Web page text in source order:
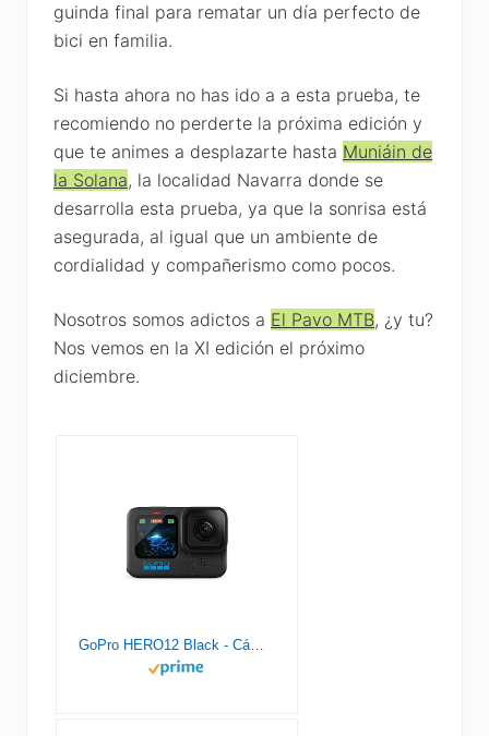
guinda final para rematar un día perfecto de
bici en familia.
Si hasta ahora no has ido a a esta prueba, te
recomiendo no perderte la próxima edición y
que te animes a desplazarte hasta Muniáin de
la Solana, la localidad Navarra donde se
desarrolla esta prueba, ya que la sonrisa está
asegurada, al igual que un ambiente de
cordialidad y compañerismo como pocos.
Nosotros somos adictos a El Pavo MTB, ¿y tu?
Nos vemos en la XI edición el próximo
diciembre.